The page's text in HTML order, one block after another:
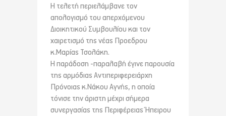
Η τελετή περιελάμβανε τον
απολογισμό του απερχόμενου
Διοικητικού Συμβουλίου και τον
χαιρετισμό της νέας Προεδρου
κ.Μαρίας Τσολάκη.
Η παράδοση -παραλαβή έγινε παρουσία
της αρμόδιας Αντιπεριφερειάρχη
Πρόνοιας κ.Νάκου Αγνής, η οποία
τόνισε την άριστη μέχρι σήμερα
συνεργασίας της Περιφέρειας Ήπειρου